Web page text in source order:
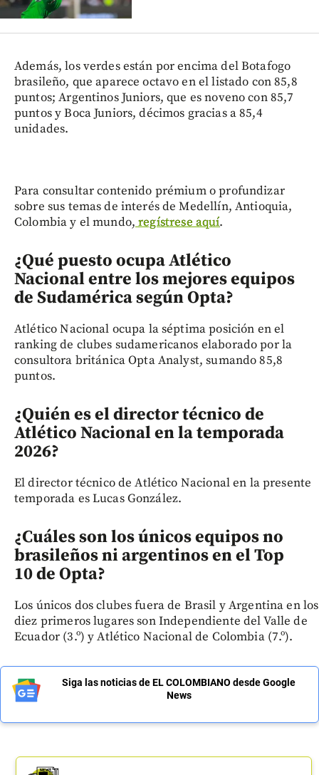
Además, los verdes están por encima del Botafogo
brasileño, que aparece octavo en el listado con 85,8
puntos; Argentinos Juniors, que es noveno con 85,7
puntos y Boca Juniors, décimos gracias a 85,4
unidades.
Para consultar contenido prémium o profundizar
sobre sus temas de interés de Medellín, Antioquia,
Colombia y el mundo, regístrese aquí.
¿Qué puesto ocupa Atlético
Nacional entre los mejores equipos
de Sudamérica según Opta?
Atlético Nacional ocupa la séptima posición en el
ranking de clubes sudamericanos elaborado por la
consultora británica Opta Analyst, sumando 85,8
puntos.
¿Quién es el director técnico de
Atlético Nacional en la temporada
2026?
El director técnico de Atlético Nacional en la presente
temporada es Lucas González.
¿Cuáles son los únicos equipos no
brasileños ni argentinos en el Top
10 de Opta?
Los únicos dos clubes fuera de Brasil y Argentina en los
diez primeros lugares son Independiente del Valle de
Ecuador (3.º) y Atlético Nacional de Colombia (7.º).
Siga las noticias de EL COLOMBIANO desde Google
News